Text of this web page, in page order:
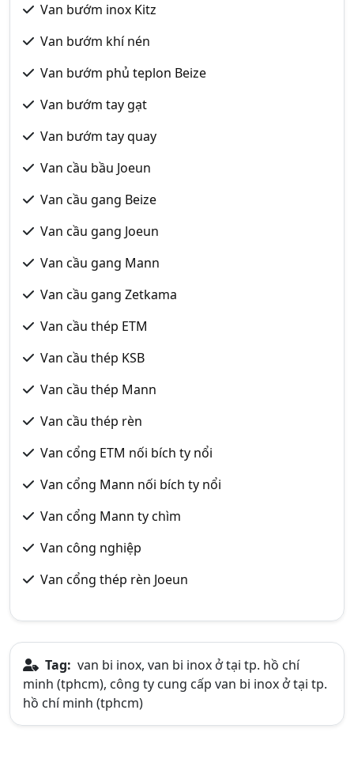
Van bướm inox Kitz
Van bướm khí nén
Van bướm phủ teplon Beize
Van bướm tay gạt
Van bướm tay quay
Van cầu bầu Joeun
Van cầu gang Beize
Van cầu gang Joeun
Van cầu gang Mann
Van cầu gang Zetkama
Van cầu thép ETM
Van cầu thép KSB
Van cầu thép Mann
Van cầu thép rèn
Van cổng ETM nối bích ty nổi
Van cổng Mann nối bích ty nổi
Van cổng Mann ty chìm
Van công nghiệp
Van cổng thép rèn Joeun
Tag: van bi inox, van bi inox ở tại tp. hồ chí
minh (tphcm), công ty cung cấp van bi inox ở tại tp.
hồ chí minh (tphcm)